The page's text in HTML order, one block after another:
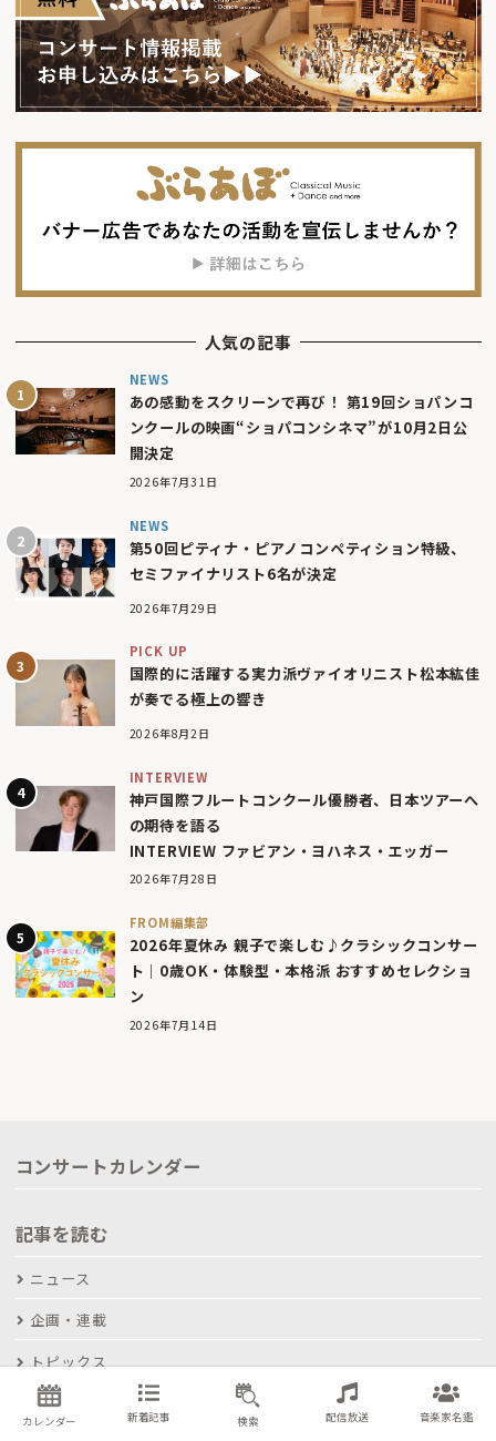
人気の記事
NEWS
あの感動をスクリーンで再び！ 第19回ショパンコ
ンクールの映画“ショパコンシネマ”が10月2日公
開決定
2026年7月31日
NEWS
第50回ピティナ・ピアノコンペティション特級、
セミファイナリスト6名が決定
2026年7月29日
PICK UP
国際的に活躍する実力派ヴァイオリニスト松本紘佳
が奏でる極上の響き
2026年8月2日
INTERVIEW
神戸国際フルートコンクール優勝者、日本ツアーへ
の期待を語る
INTERVIEW ファビアン・ヨハネス・エッガー
2026年7月28日
FROM編集部
2026年夏休み 親子で楽しむ♪クラシックコンサー
ト｜0歳OK・体験型・本格派 おすすめセレクショ
ン
2026年7月14日
コンサートカレンダー
記事を読む
ニュース
企画・連載
トピックス
注目公演
カレンダー 新着記事 検索 配信放送 音楽家名鑑